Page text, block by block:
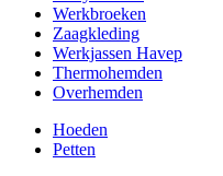
Werkbroeken
Zaagkleding
Werkjassen Havep
Thermohemden
Overhemden
Hoeden
Petten